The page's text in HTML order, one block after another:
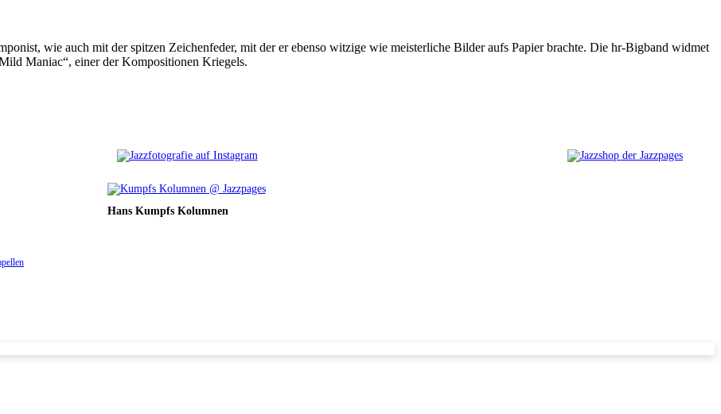
wie auch mit der spitzen Zeichenfeder, mit der er ebenso witzige wie meisterliche Bilder aufs Papier brachte. Die hr-Bigband widmet
Maniac“, einer der Kompositionen Kriegels.
Hans Kumpfs Kolumnen